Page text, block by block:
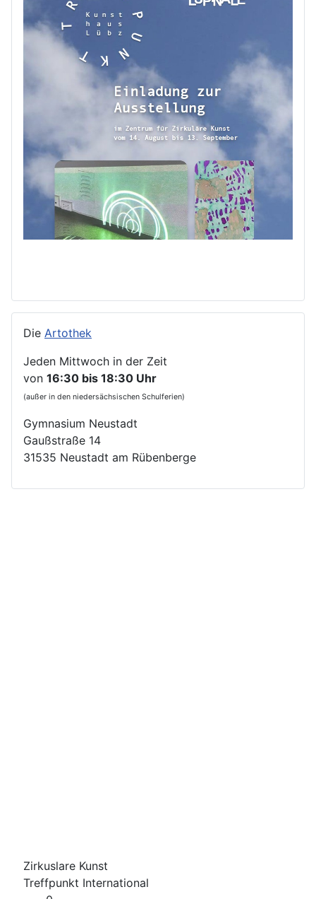
Zirkuslare Kunst
Treffpunkt International
Die Artothek
Jeden Mittwoch in der Zeit
von 16:30 bis 18:30 Uhr
(außer in den niedersächsischen Schulferien)
Gymnasium Neustadt
Gaußstraße 14
31535 Neustadt am Rübenberge